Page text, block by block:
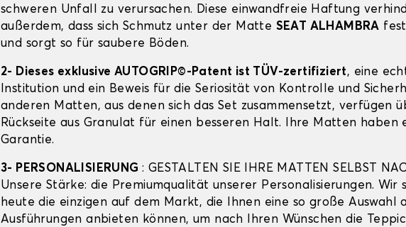
schweren Unfall zu verursachen. Diese einwandfreie Haftung
außerdem, dass sich Schmutz unter der Matte SEAT ALHAMBRA
und sorgt so für saubere Böden.
2- Dieses exklusive AUTOGRIP©-Patent ist TÜV-zertifiziert, eine
Institution und ein Beweis für die Seriosität von Kontrolle und
anderen Matten, aus denen sich das Set zusammensetzt, verfügen
Rückseite aus Granulat für einen besseren Halt. Ihre Matten haben
Garantie.
3- PERSONALISIERUNG : GESTALTEN SIE IHRE MATTEN SELBST
Unsere Stärke: die Premiumqualität unserer Personalisierungen. Wir
heute die einzigen auf dem Markt, die Ihnen eine so große Auswahl
Ausführungen anbieten können, um nach Ihren Wünschen die